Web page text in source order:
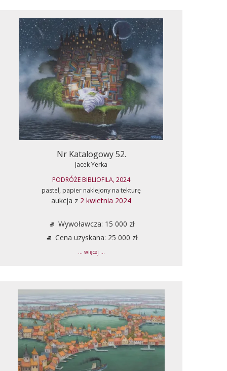
Nr Katalogowy 52.
Jacek Yerka
PODRÓŻE BIBLIOFILA, 2024
pastel, papier naklejony na tekturę
aukcja z 2 kwietnia 2024
Wywoławcza: 15 000 zł
Cena uzyskana: 25 000 zł
... więcej ...